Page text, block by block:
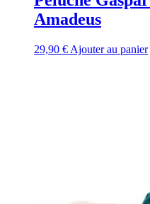
Amadeus
29,90 € Ajouter au panier